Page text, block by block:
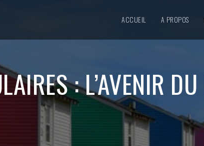
ACCUEIL A PROPOS
: L’AVENIR